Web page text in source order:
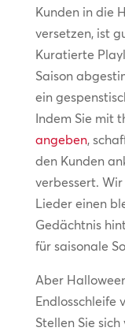
Kunden in die
versetzen, ist
Kuratierte
Saison
ein
Indem Sie mit
angeben,
den Kunden
verbessert.
Lieder einen
Gedächtnis
für saisonale
Aber
Endlosschleife
Stellen Sie